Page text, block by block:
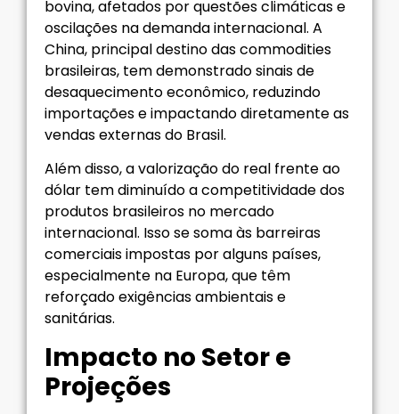
bovina, afetados por questões climáticas e
oscilações na demanda internacional. A
China, principal destino das commodities
brasileiras, tem demonstrado sinais de
desaquecimento econômico, reduzindo
importações e impactando diretamente as
vendas externas do Brasil.
Além disso, a valorização do real frente ao
dólar tem diminuído a competitividade dos
produtos brasileiros no mercado
internacional. Isso se soma às barreiras
comerciais impostas por alguns países,
especialmente na Europa, que têm
reforçado exigências ambientais e
sanitárias.
Impacto no Setor e
Projeções